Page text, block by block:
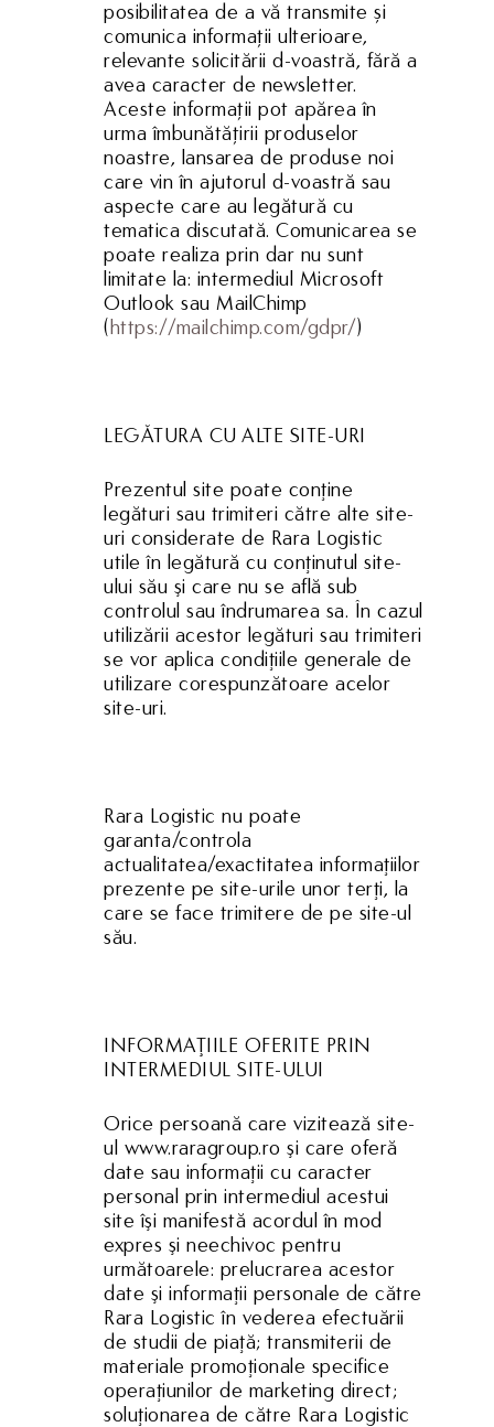
posibilitatea de a vă transmite și
comunica informații ulterioare,
relevante solicitării d-voastră, fără a
avea caracter de newsletter.
Aceste informații pot apărea în
urma îmbunătățirii produselor
noastre, lansarea de produse noi
care vin în ajutorul d-voastră sau
aspecte care au legătură cu
tematica discutată. Comunicarea se
poate realiza prin dar nu sunt
limitate la: intermediul Microsoft
Outlook sau MailChimp
( https://mailchimp.com/gdpr/)
LEGĂTURA CU ALTE SITE-URI
Prezentul site poate conţine
legături sau trimiteri către alte site-
uri considerate de Rara Logistic
utile în legătură cu conţinutul site-
ului său şi care nu se află sub
controlul sau îndrumarea sa. În cazul
utilizării acestor legături sau trimiteri
se vor aplica condiţiile generale de
utilizare corespunzătoare acelor
site-uri.
Rara Logistic nu poate
garanta/controla
actualitatea/exactitatea informaţiilor
prezente pe site-urile unor terţi, la
care se face trimitere de pe site-ul
său.
INFORMAŢIILE OFERITE PRIN
INTERMEDIUL SITE-ULUI
Orice persoană care vizitează site-
ul www.raragroup.ro şi care oferă
date sau informaţii cu caracter
personal prin intermediul acestui
site îşi manifestă acordul în mod
expres şi neechivoc pentru
următoarele: prelucrarea acestor
date şi informaţii personale de către
Rara Logistic în vederea efectuării
de studii de piaţă; transmiterii de
materiale promoţionale specifice
operaţiunilor de marketing direct;
soluţionarea de către Rara Logistic